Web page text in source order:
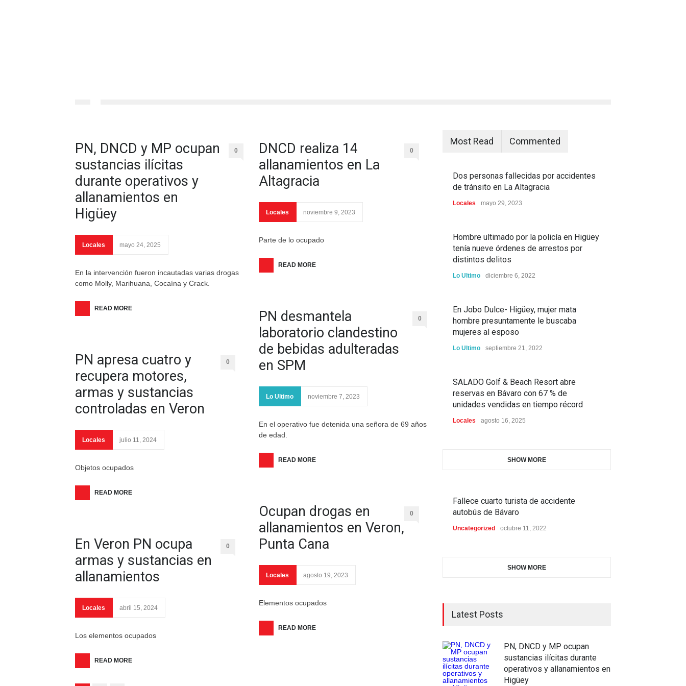
PN, DNCD y MP ocupan
sustancias ilícitas
durante operativos y
allanamientos en
Higüey
0
Locales mayo 24, 2025
En la intervención fueron incautadas varias drogas
como Molly, Marihuana, Cocaína y Crack.
READ MORE
PN apresa cuatro y
recupera motores,
armas y sustancias
controladas en Veron
0
Locales julio 11, 2024
Objetos ocupados
READ MORE
En Veron PN ocupa
armas y sustancias en
allanamientos
0
Locales abril 15, 2024
Los elementos ocupados
READ MORE
DNCD realiza 14
allanamientos en La
Altagracia
0
Locales noviembre 9, 2023
Parte de lo ocupado
READ MORE
PN desmantela
laboratorio clandestino
de bebidas adulteradas
en SPM
0
Lo Ultimo noviembre 7, 2023
En el operativo fue detenida una señora de 69 años
de edad.
READ MORE
Ocupan drogas en
allanamientos en Veron,
Punta Cana
0
Locales agosto 19, 2023
Elementos ocupados
READ MORE
Most Read Commented
Dos personas fallecidas por accidentes
de tránsito en La Altagracia
Locales mayo 29, 2023
Hombre ultimado por la policía en Higüey
tenía nueve órdenes de arrestos por
distintos delitos
Lo Ultimo diciembre 6, 2022
En Jobo Dulce- Higüey, mujer mata
hombre presuntamente le buscaba
mujeres al esposo
Lo Ultimo septiembre 21, 2022
SALADO Golf & Beach Resort abre
reservas en Bávaro con 67 % de
unidades vendidas en tiempo récord
Locales agosto 16, 2025
SHOW MORE
Fallece cuarto turista de accidente
autobús de Bávaro
Uncategorized octubre 11, 2022
SHOW MORE
Latest Posts
PN, DNCD y MP ocupan
sustancias ilícitas durante
operativos y allanamientos en
Higüey